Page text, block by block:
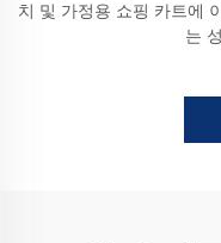
치 및 가정용 쇼핑 카트에
는